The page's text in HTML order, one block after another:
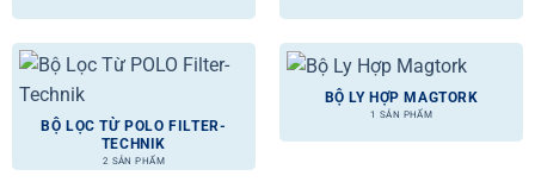
BỘ LỌC TỪ POLO FILTER-
TECHNIK
2 SẢN PHẨM
BỘ LY HỢP MAGTORK
1 SẢN PHẨM